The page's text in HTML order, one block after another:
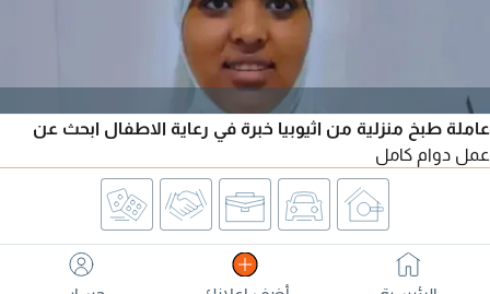
عاملة طبخ منزلية من اثيوبيا خبرة في رعاية الاطفال ابحث عن
عمل دوام كامل